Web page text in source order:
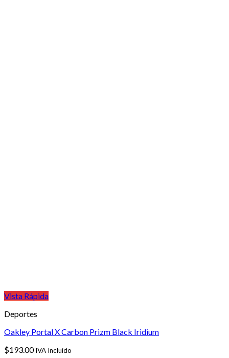
Vista Rápida
Deportes
Oakley Portal X Carbon Prizm Black Iridium
$193.00 IVA Incluido